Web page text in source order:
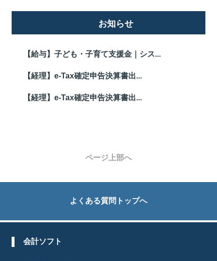
お知らせ
【給与】子ども・子育て支援金｜シス...
【経理】e-Tax確定申告決算書出...
【経理】e-Tax確定申告決算書出...
ページ上部へ
よくある質問トップへ
会計ソフト